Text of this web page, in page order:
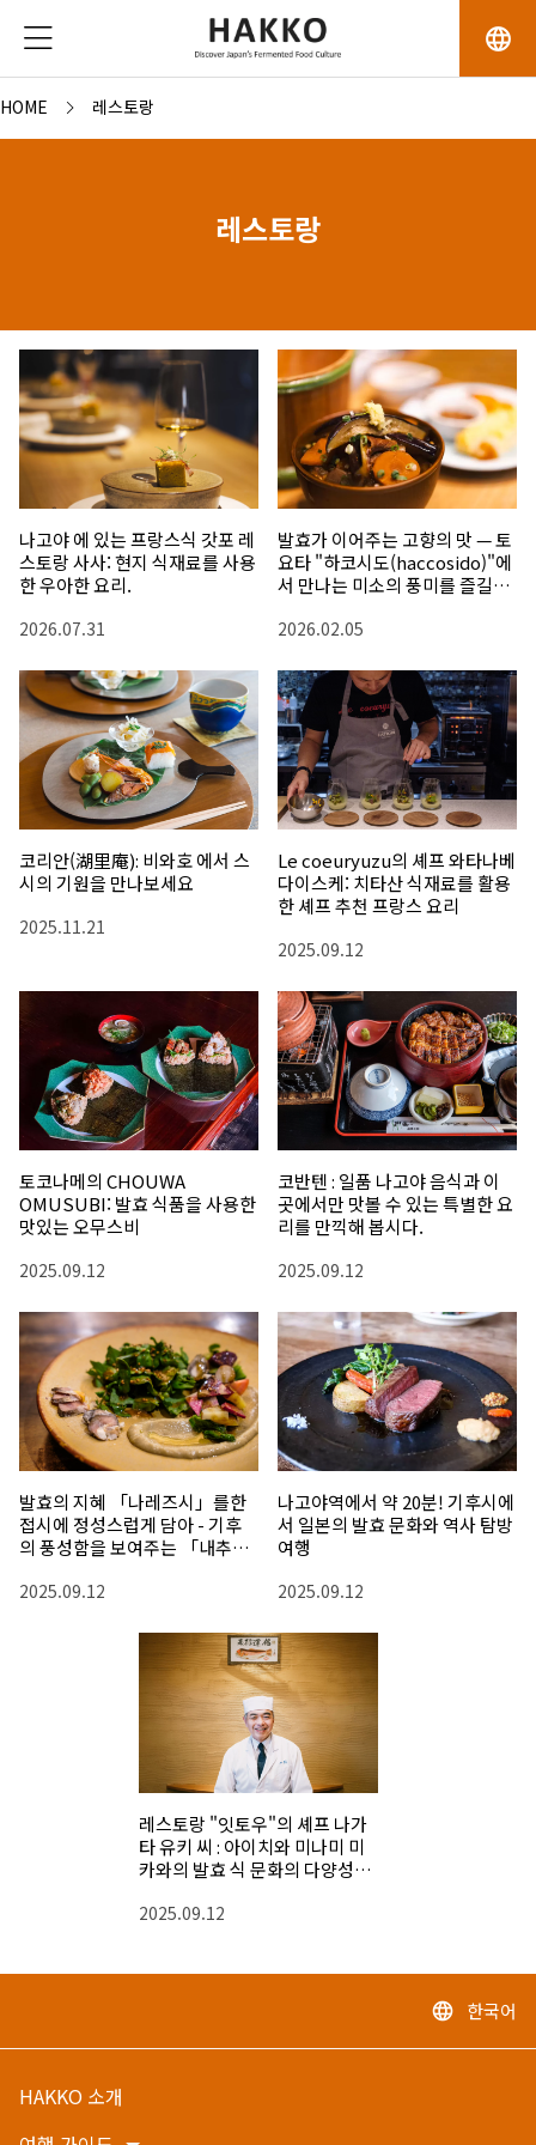
language
HOME 레스토랑
레스토랑
나고야 에 있는 프랑스식 갓포 레
스토랑 사사: 현지 식재료를 사용
한 우아한 요리.
2026.07.31
발효가 이어주는 고향의 맛 — 토
요타 "하코시도(haccosido)"에
서 만나는 미소의 풍미를 즐길수
2026.02.05
코리안(湖里庵): 비와호 에서 스
시의 기원을 만나보세요
2025.11.21
Le coeuryuzu의 셰프 와타나베
다이스케: 치타산 식재료를 활용
한 셰프 추천 프랑스 요리
2025.09.12
토코나메의 CHOUWA
OMUSUBI: 발효 식품을 사용한
맛있는 오무스비
2025.09.12
코반텐 : 일품 나고야 음식과 이
곳에서만 맛볼 수 있는 특별한 요
리를 만끽해 봅시다.
2025.09.12
발효의 지혜 「나레즈시」를한
접시에 정성스럽게 담아 - 기후
의 풍성함을 보여주는 「내추럴
2025.09.12
나고야역에서 약 20분! 기후시에
서 일본의 발효 문화와 역사 탐방
여행
2025.09.12
레스토랑 "잇토우"의 셰프 나가
타 유키 씨 : 아이치와 미나미 미
카와의 발효 식 문화의 다양성을
2025.09.12
language 한국어
HAKKO 소개